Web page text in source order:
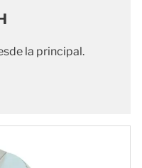
la principal.